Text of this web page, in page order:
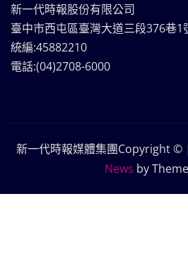
新一代時報股份有限公司
臺中市西屯區臺灣大道三段376巷1
統編:45882210
電話:(04)2708-6000
新一代時報媒體集團Copyright ©
News by